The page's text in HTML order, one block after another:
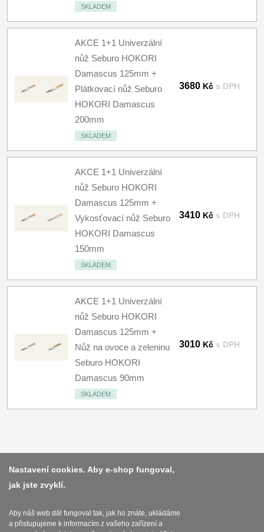
SKLADEM
AKCE 1+1 Univerzální
nůž Seburo HOKORI
Damascus 125mm +
Plátkovací nůž Seburo
HOKORI Damascus
200mm
SKLADEM
3680 Kč s DPH
AKCE 1+1 Univerzální
nůž Seburo HOKORI
Damascus 125mm +
Vykosťovací nůž Seburo
HOKORI Damascus
150mm
SKLADEM
3410 Kč s DPH
AKCE 1+1 Univerzální
nůž Seburo HOKORI
Damascus 125mm +
Nůž na ovoce a zeleninu
Seburo HOKORI
Damascus 90mm
SKLADEM
3010 Kč s DPH
Platba a dodávka
Obchodní podmínky
Zasady zpracovani osobnich udaju
Nastavení cookies. Aby e-shop fungoval,
jak jste zvyklí.
Aby náš web dál fungoval tak, jak ho znáte, ukládáme
a přistupujeme k informacím z vašeho zařízení a